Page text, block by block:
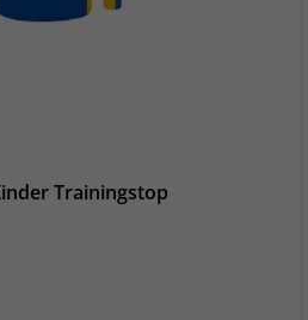
Trainingstop